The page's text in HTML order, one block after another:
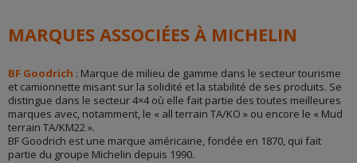
MARQUES ASSOCIÉES À MICHELIN
BF Goodrich : Marque de milieu de gamme dans le secteur tourisme
et camionnette misant sur la solidité et la stabilité de ses produits. Se
distingue dans le secteur 4×4 où elle fait partie des toutes meilleures
marques avec, notamment, le « all terrain TA/KO » ou encore le « Mud
terrain TA/KM22 ».
BF Goodrich est une marque américaine, fondée en 1870, qui fait
partie du groupe Michelin depuis 1990.